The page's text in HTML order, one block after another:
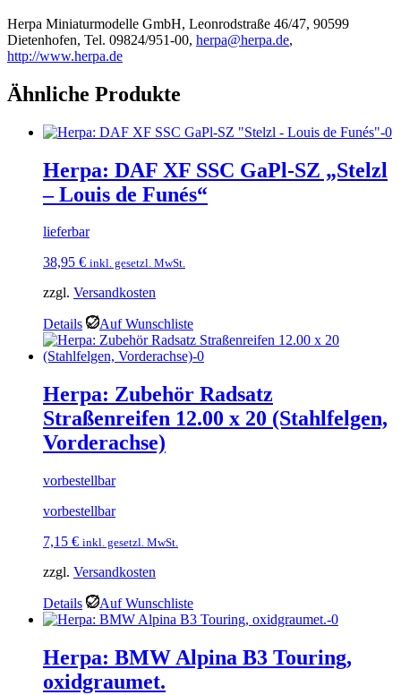
Herpa Miniaturmodelle GmbH, Leonrodstraße 46/47, 90599
Dietenhofen, Tel. 09824/951-00, herpa@herpa.de,
http://www.herpa.de
Ähnliche Produkte
Herpa: DAF XF SSC GaPl-SZ „Stelzl
– Louis de Funés“
lieferbar
38,95 € inkl. gesetzl. MwSt.
zzgl. Versandkosten
Details Auf Wunschliste
Herpa: Zubehör Radsatz
Straßenreifen 12.00 x 20 (Stahlfelgen,
Vorderachse)
vorbestellbar
vorbestellbar
7,15 € inkl. gesetzl. MwSt.
zzgl. Versandkosten
Details Auf Wunschliste
Herpa: BMW Alpina B3 Touring,
oxidgraumet.